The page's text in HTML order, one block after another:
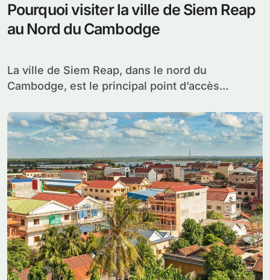
Pourquoi visiter la ville de Siem Reap
au Nord du Cambodge
La ville de Siem Reap, dans le nord du
Cambodge, est le principal point d’accès...